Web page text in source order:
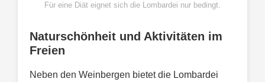
Für eine Diät eignet sich die Lombardei nur bedingt.
Naturschönheit und Aktivitäten im
Freien
Neben den Weinbergen bietet die Lombardei